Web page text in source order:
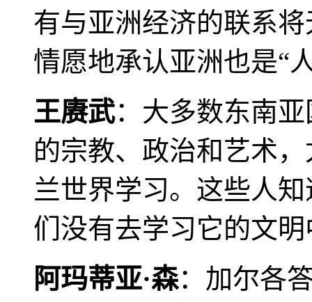
有与亚洲经济的联系
情愿地承认亚洲也是“
王赓武：大多数东南
的宗教、政治和艺术
兰世界学习。这些人
们没有去学习它的文
阿玛蒂亚·森：加尔各